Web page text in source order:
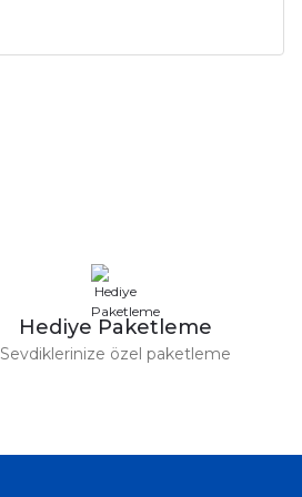
Hediye Paketleme
Sevdiklerinize özel paketleme